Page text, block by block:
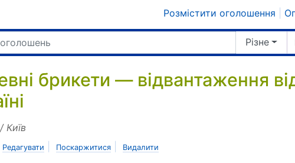
Розмістити оголошення
Різне
брикети — відвантаження
Київ
Редагувати Поскаржитися Видалити